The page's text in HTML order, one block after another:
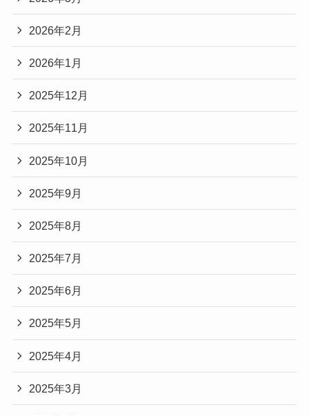
2026年2月
2026年1月
2025年12月
2025年11月
2025年10月
2025年9月
2025年8月
2025年7月
2025年6月
2025年5月
2025年4月
2025年3月